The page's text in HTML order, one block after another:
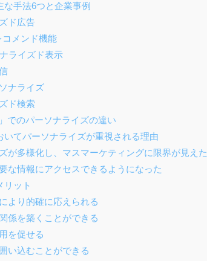
な手法6つと企業事例
ド広告
メンド機能
ライズド表示
ナライズ
ド検索
でのパーソナライズの違い
いてパーソナライズが重視される理由
が多様化し、マスマーケティングに限界が見えた
な情報にアクセスできるようになった
リット
より的確に応えられる
係を築くことができる
を促せる
い込むことができる